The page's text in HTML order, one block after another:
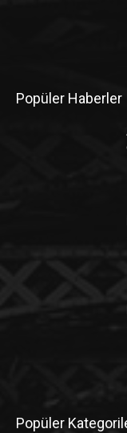
Popüler Haberler
Popüler